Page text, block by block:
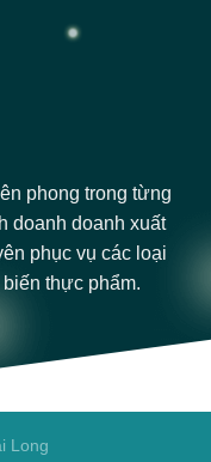
phong trong từng
doanh doanh xuất
phục vụ các loại
thực phẩm.
Long